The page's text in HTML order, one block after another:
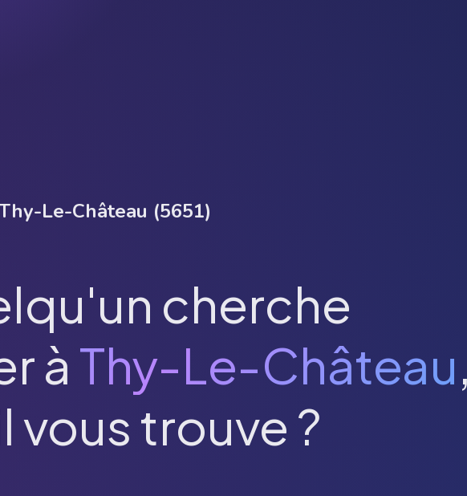
Le-Château (5651)
cherche
à Thy-Le-Château
trouve ?